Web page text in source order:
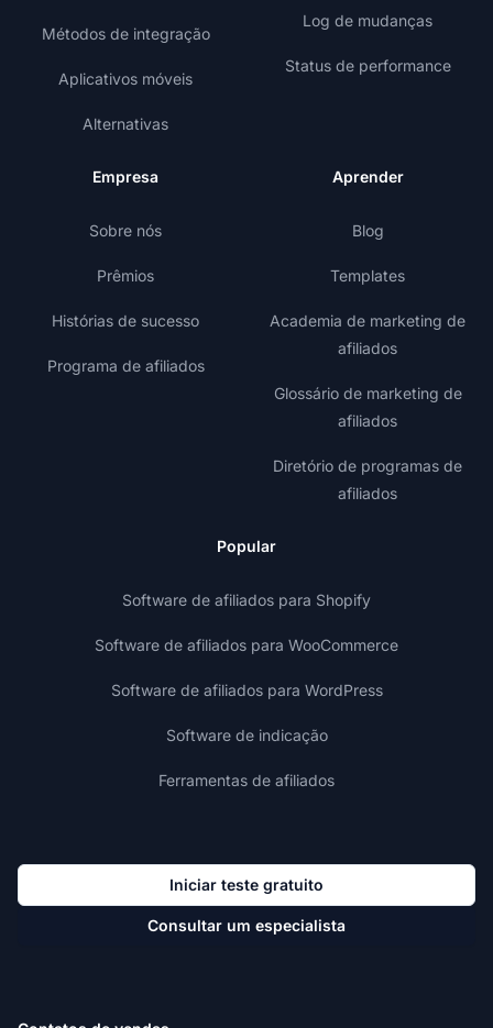
Métodos de integração
Aplicativos móveis
Alternativas
Log de mudanças
Status de performance
Empresa
Sobre nós
Prêmios
Histórias de sucesso
Programa de afiliados
Aprender
Blog
Templates
Academia de marketing de
afiliados
Glossário de marketing de
afiliados
Diretório de programas de
afiliados
Popular
Software de afiliados para Shopify
Software de afiliados para WooCommerce
Software de afiliados para WordPress
Software de indicação
Ferramentas de afiliados
Iniciar teste gratuito
Consultar um especialista